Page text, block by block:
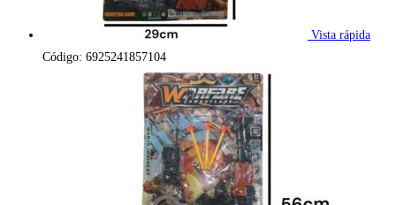
Vista rápida
Código: 6925241857104